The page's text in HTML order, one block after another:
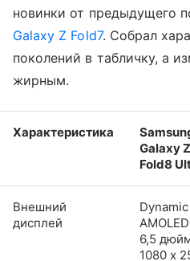
новинки от предыдущего
Galaxy Z Fold7. Собрал
поколений в табличку, а
жирным.
Характеристика
Galaxy Z
Fold8
Внешний
дисплей
Dynamic
6,5
1080 x